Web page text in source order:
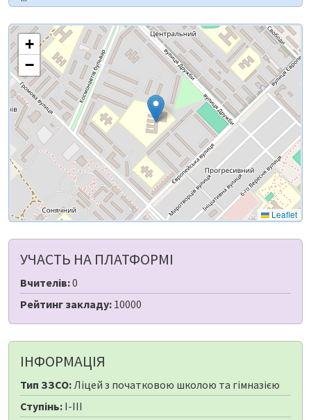
+
−
Leaflet
УЧАСТЬ НА ПЛАТФОРМІ
Вчителів:0
Рейтинг закладу: 10000
ІНФОРМАЦІЯ
Тип ЗЗСО:Ліцей з початковою школою та гімназією
Ступінь: I-III